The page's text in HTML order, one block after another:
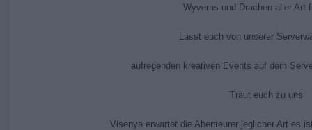
Wyverns und Drachen aller Art
Lasst euch von unserer
aufregenden kreativen Events auf dem
Traut euch zu uns
Visenya erwartet die Abenteurer jeglicher Art es